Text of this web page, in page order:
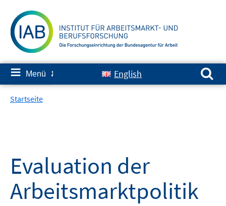
zum
Inhalt
≡ Menü ✘ English
Suchen nach:
Startseite
Evaluation der
Arbeitsmarktpolitik